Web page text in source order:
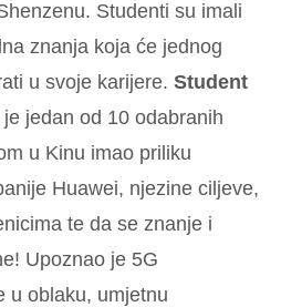
Studenti su imali
znanja koja će jednog
u svoje karijere. Student
je jedan od 10 odabranih
u Kinu imao priliku
Huawei, njezine ciljeve,
te da se znanje i
Upoznao je 5G
u oblaku, umjetnu